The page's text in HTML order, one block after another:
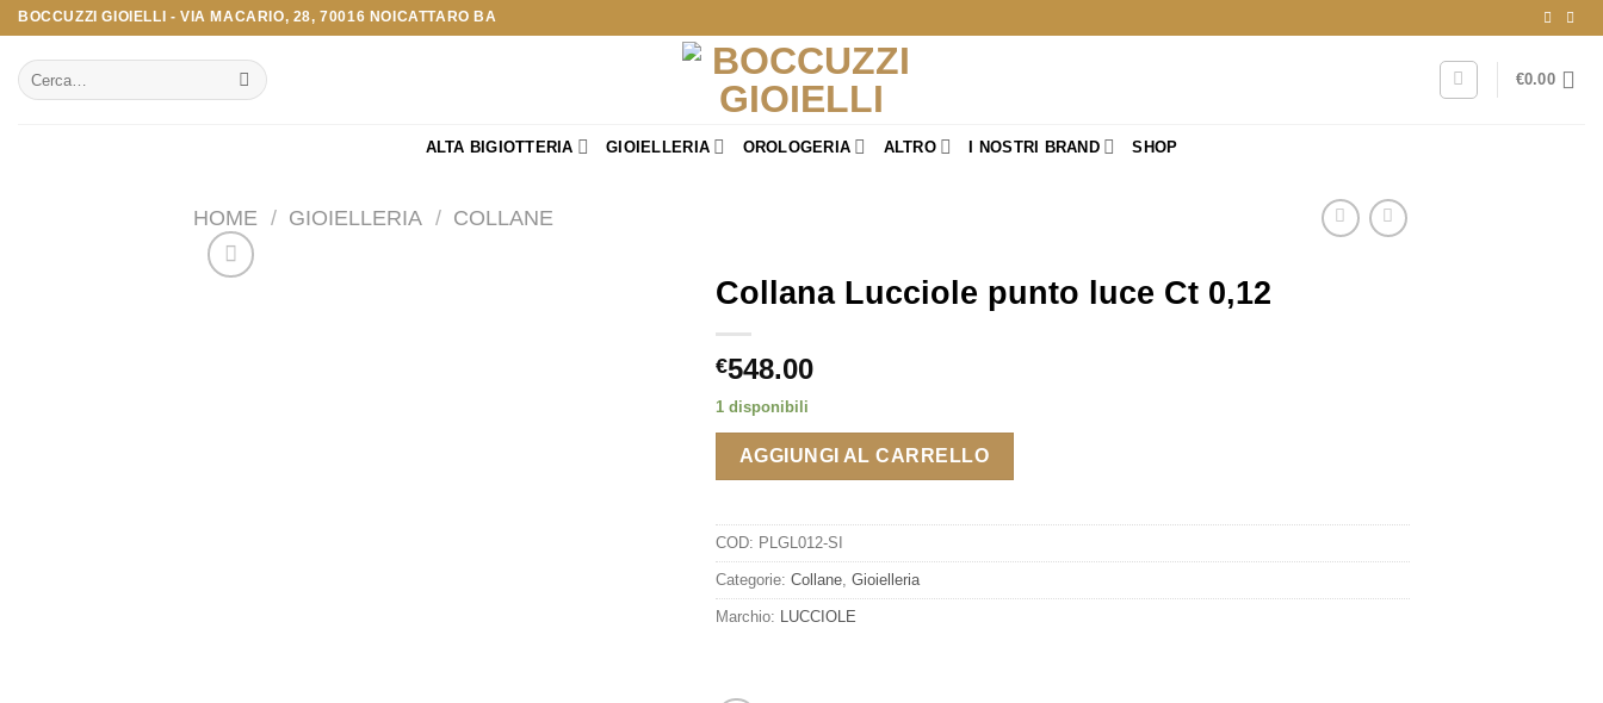
Salta
contenuti
BOCCUZZI GIOIELLI - VIA MACARIO, 28, 70016 NOICATTARO BA
Cerca:
€0.00
ALTA BIGIOTTERIA GIOIELLERIA OROLOGERIA ALTRO I NOSTRI BRAND SHOP
HOME / GIOIELLERIA / COLLANE
Collana Lucciole punto luce Ct 0,12
€548.00
1 disponibili
AGGIUNGI AL CARRELLO
COD: PLGL012-SI
Categorie: Collane, Gioielleria
Marchio: LUCCIOLE